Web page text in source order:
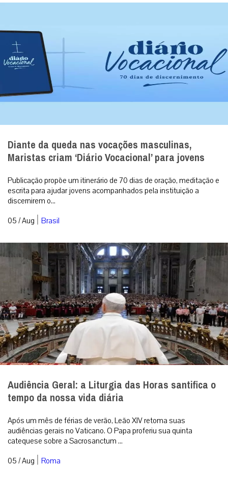
Diante da queda nas vocações masculinas,
Maristas criam ‘Diário Vocacional’ para jovens
Publicação propõe um itinerário de 70 dias de oração, meditação e
escrita para ajudar jovens acompanhados pela instituição a
discernirem o...
05 / Aug | Brasil
Audiência Geral: a Liturgia das Horas santifica o
tempo da nossa vida diária
Após um mês de férias de verão, Leão XIV retoma suas
audiências gerais no Vaticano. O Papa proferiu sua quinta
catequese sobre a Sacrosanctum ...
05 / Aug | Roma